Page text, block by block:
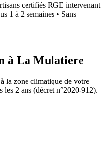
certifiés RGE intervenant
1 à 2 semaines • Sans
à La Mulatiere
la zone climatique de votre
2 ans (décret n°2020-912).